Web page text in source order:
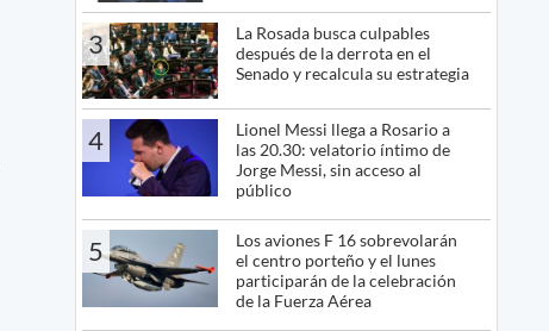
3
La Rosada busca culpables
después de la derrota en el
Senado y recalcula su estrategia
4
Lionel Messi llega a Rosario a
las 20.30: velatorio íntimo de
Jorge Messi, sin acceso al
público
5
Los aviones F 16 sobrevolarán
el centro porteño y el lunes
participarán de la celebración
de la Fuerza Aérea